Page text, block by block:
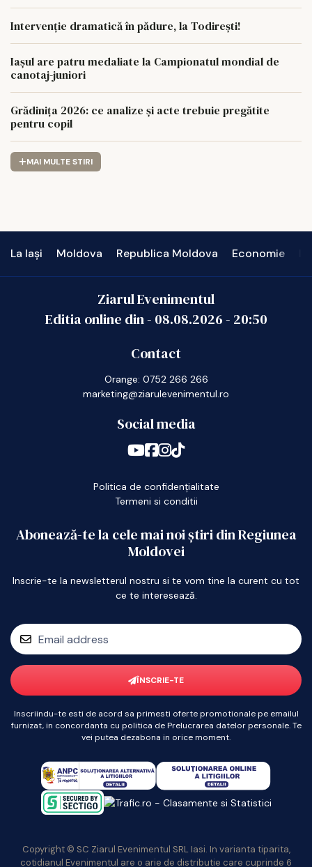
Intervenție dramatică în pădure, la Todirești!
Iaşul are patru medaliate la Campionatul mondial de
canotaj-juniori
Grădinița 2026: ce analize și acte trebuie pregătite
pentru copil
MAI MULTE STIRI
La Iași Moldova Republica Moldova Economie
Ziarul Evenimentul
Editia online din - 08.08.2026- 20:50
Contact
Orange: 0752 266 266
marketing@ziarulevenimentul.ro
Social media
Politica de confidențialitate
Termeni si conditii
Abonează-te la cele mai noi știri din Regiunea
Moldovei
Inscrie-te la newsletterul nostru si te vom tine la curent cu tot
ce te interesează.
ÎNSCRIE-TE
Inscriindu-te esti de acord sa primesti oferte promotionale pe emailul
furnizat, in concordanta cu politica de Prelucrarea datelor personale. Te
vei putea dezabona in orice moment.
Copyright © SC Ziarul Evenimentul SRL Iasi. In varianta tiparita,
cotidianul Evenimentul are o arie de distributie care cuprinde 6